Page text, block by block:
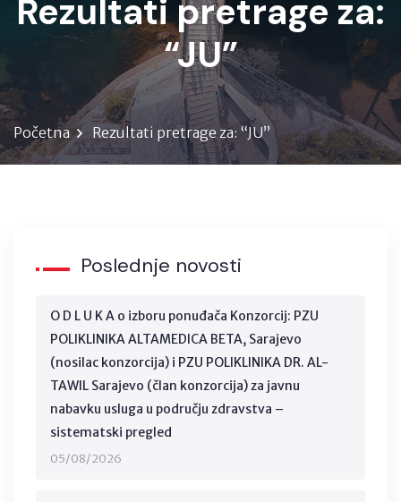
Rezultati pretrage za:
“JU”
Početna Rezultati pretrage za: “JU”
Poslednje novosti
O D L U K A o izboru ponuđača Konzorcij: PZU
POLIKLINIKA ALTAMEDICA BETA, Sarajevo
(nosilac konzorcija) i PZU POLIKLINIKA DR. AL-
TAWIL Sarajevo (član konzorcija) za javnu
nabavku usluga u području zdravstva –
sistematski pregled
05/08/2026